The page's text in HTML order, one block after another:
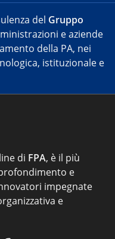
del Gruppo
e aziende
della PA, nei
istituzionale e
di FPA, è il più
e
impegnate
e